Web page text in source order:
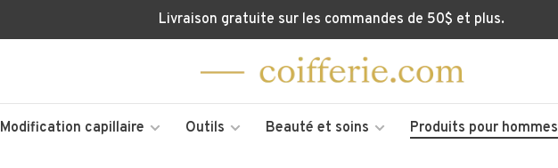
Livraison gratuite sur les commandes de 50$ et plus.
Modification capillaire Outils Beauté et soins Produits pour hommes